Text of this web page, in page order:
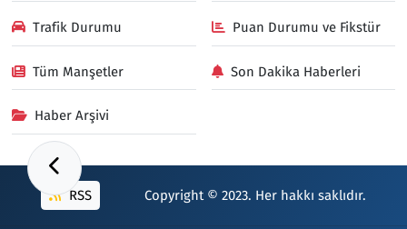
Trafik Durumu Puan Durumu ve Fikstür
Tüm Manşetler Son Dakika Haberleri
Haber Arşivi
RSS Copyright © 2023. Her hakkı saklıdır.